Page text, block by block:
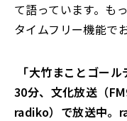
て語っています。も
タイムフリー機能で
「大竹まことゴー
30分、文化放送（
radiko）で放送中。